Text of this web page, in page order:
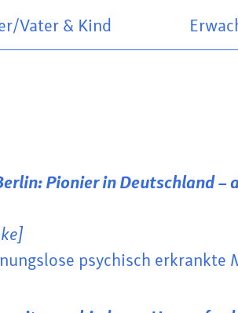
Vater & Kind
Pionier in Deutschland –
psychisch erkrankte